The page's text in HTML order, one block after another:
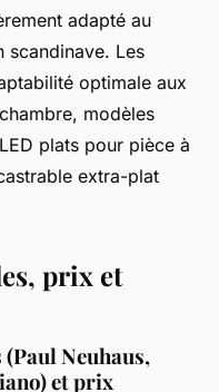
adapté au
scandinave. Les
optimale aux
modèles
plats pour pièce à
extra-plat
prix et
Neuhaus,
et prix